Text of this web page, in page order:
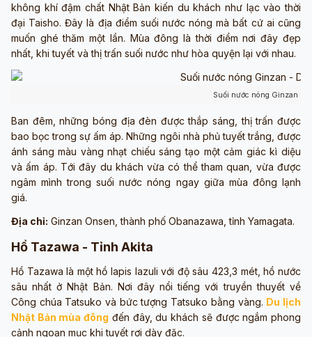
không khí đậm chất Nhật Bản kiến du khách như lạc vào thời
đại Taisho. Đây là địa điểm suối nước nóng mà bất cứ ai cũng
muốn ghé thăm một lần. Mùa đông là thời điểm nơi đây đẹp
nhất, khi tuyết và thị trấn suối nước như hòa quyện lại với nhau.
Suối nước nóng Ginzan
Ban đêm, những bóng địa đèn được thắp sáng, thị trấn được
bao bọc trong sự ấm áp. Những ngôi nhà phủ tuyết trắng, được
ánh sáng màu vàng nhạt chiếu sáng tạo một cảm giác kì diệu
và ấm áp. Tới đây du khách vừa có thể tham quan, vừa được
ngâm mình trong suối nước nóng ngay giữa mùa đông lạnh
giá.
Địa chỉ: Ginzan Onsen, thành phố Obanazawa, tỉnh Yamagata.
Hồ Tazawa - Tỉnh Akita
Hồ Tazawa là một hồ lapis lazuli với độ sâu 423,3 mét, hồ nước
sâu nhất ở Nhật Bản. Nơi đây nổi tiếng với truyền thuyết về
Công chúa Tatsuko và bức tượng Tatsuko bằng vàng. Du lịch
Nhật Bản mùa đông đến đây, du khách sẽ được ngắm phong
cảnh ngoạn mục khi tuyết rơi dày đặc.